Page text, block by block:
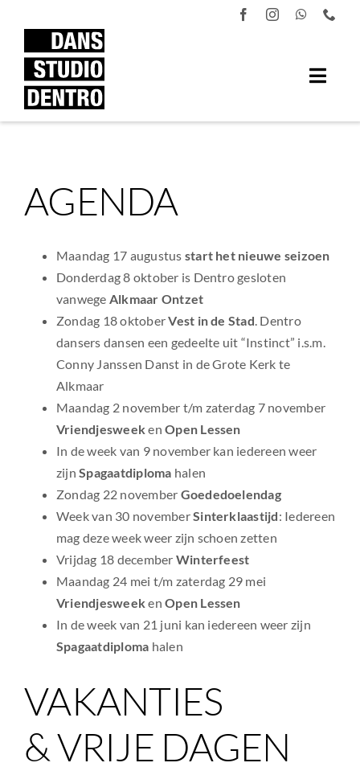
naar
inhoud
AGENDA
Maandag 17 augustus start het nieuwe seizoen
Donderdag 8 oktober is Dentro gesloten
vanwege Alkmaar Ontzet
Zondag 18 oktoberVest in de Stad. Dentro
dansers dansen een gedeelte uit “Instinct” i.s.m.
Conny Janssen Danst in de Grote Kerk te
Alkmaar
Maandag 2 november t/m zaterdag 7 november
VriendjesweekenOpen Lessen
In de week van 9 november kan iedereen weer
zijnSpagaatdiploma halen
Zondag 22 november Goededoelendag
Week van 30 novemberSinterklaastijd: Iedereen
mag deze week weer zijn schoen zetten
Vrijdag 18 december Winterfeest
Maandag 24 mei t/m zaterdag 29 mei
VriendjesweekenOpen Lessen
In de week van 21 juni kan iedereen weer zijn
Spagaatdiploma halen
VAKANTIES
& VRIJE DAGEN